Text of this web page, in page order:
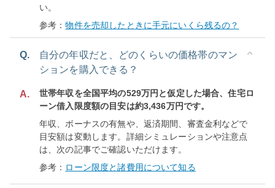
い。
参考：物件を売却したときに手元にいくら残るの？
Q.
自分の年収だと、どのくらいの価格帯のマン
ションを購入できる？
A.
世帯年収を全国平均の529万円と仮定した場合、住宅ロ
ーン借入限度額の目安は約3,436万円です。
年収、ボーナスの有無や、返済期間、審査金利などで
目安額は変動します。詳細シミュレーションや注意点
は、次の記事でご確認いただけます。
参考： ローン限度と諸費用について知る